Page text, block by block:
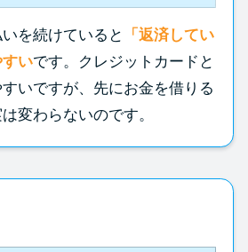
を続けていると
「返済してい
いです。クレジットカードと
いですが、先にお金を借りる
変わらないのです。